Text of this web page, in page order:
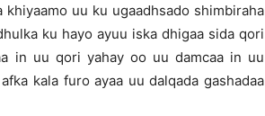
uu ku ugaadhsado shimbiraha
ku hayo ayuu iska dhigaa sida qori
in uu qori yahay oo uu damcaa in uu
kala furo ayaa uu dalqada gashadaa